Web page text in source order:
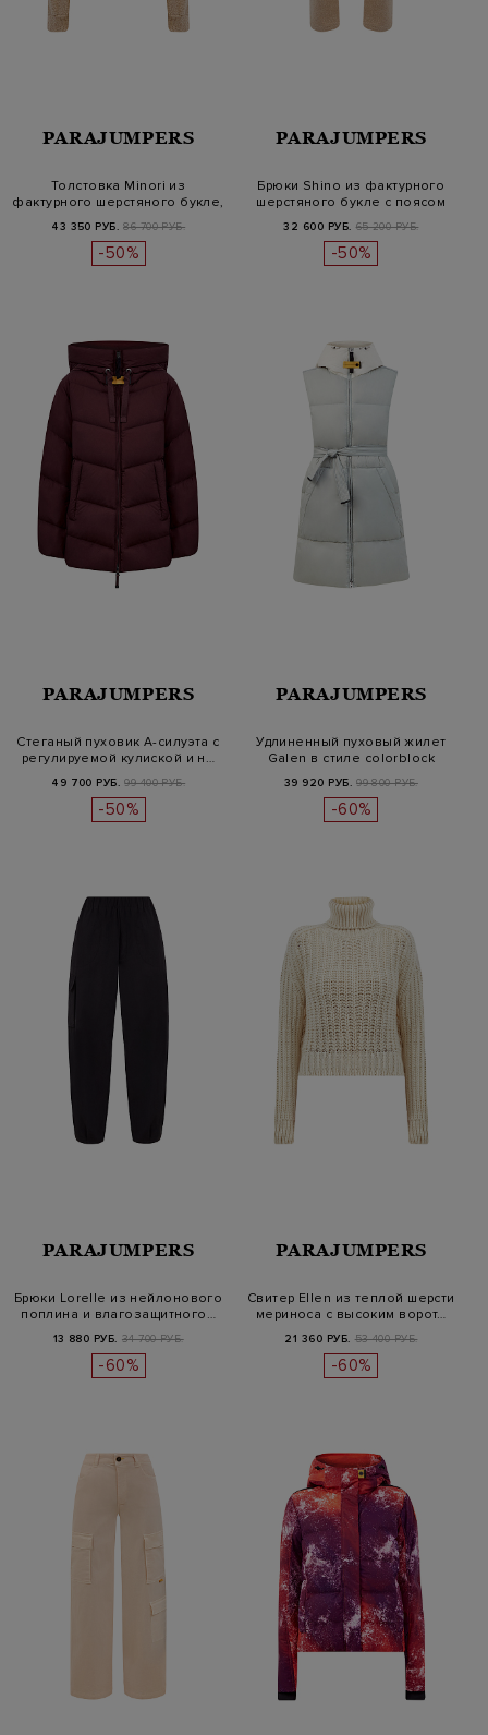
PARAJUMPERS
Толстовка Minori из
фактурного шерстяного букле,
виско…
43 350 РУБ. 86 700 РУБ.
-50%
PARAJUMPERS
Брюки Shino из фактурного
шерстяного букле с поясом
на…
32 600 РУБ. 65 200 РУБ.
-50%
PARAJUMPERS
Стеганый пуховик A-силуэта с
регулируемой кулиской и н…
49 700 РУБ. 99 400 РУБ.
-50%
PARAJUMPERS
Удлиненный пуховый жилет
Galen в стиле colorblock
39 920 РУБ. 99 800 РУБ.
-60%
PARAJUMPERS
Брюки Lorelle из нейлонового
поплина и влагозащитного…
13 880 РУБ. 34 700 РУБ.
-60%
PARAJUMPERS
Свитер Ellen из теплой шерсти
мериноса с высоким ворот…
21 360 РУБ. 53 400 РУБ.
-60%